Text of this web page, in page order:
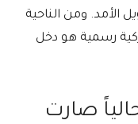
ومن الناحية
رسمية هو دخل
صارت